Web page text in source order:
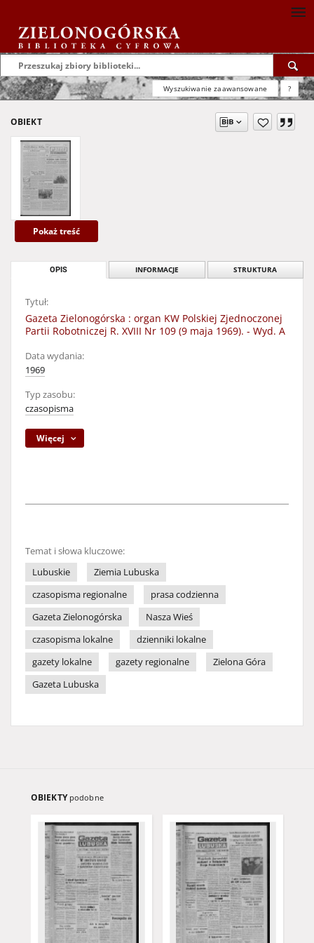
Wyszukiwanie zaawansowane ?
OBIEKT
Pokaż treść
OPIS INFORMACJE STRUKTURA
Tytuł:
Gazeta Zielonogórska : organ KW Polskiej Zjednoczonej
Partii Robotniczej R. XVIII Nr 109 (9 maja 1969). - Wyd. A
Data wydania:
1969
Typ zasobu:
czasopisma
Więcej
Temat i słowa kluczowe:
Lubuskie
Ziemia Lubuska
czasopisma regionalne
prasa codzienna
Gazeta Zielonogórska
Nasza Wieś
czasopisma lokalne
dzienniki lokalne
gazety lokalne
gazety regionalne
Zielona Góra
Gazeta Lubuska
OBIEKTY podobne